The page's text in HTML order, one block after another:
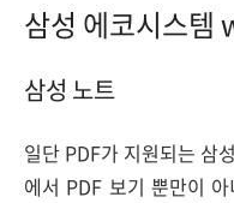
삼성 에코시스템
삼성 노트
일단 PDF가 지원되는 삼
에서 PDF 보기 뿐만이